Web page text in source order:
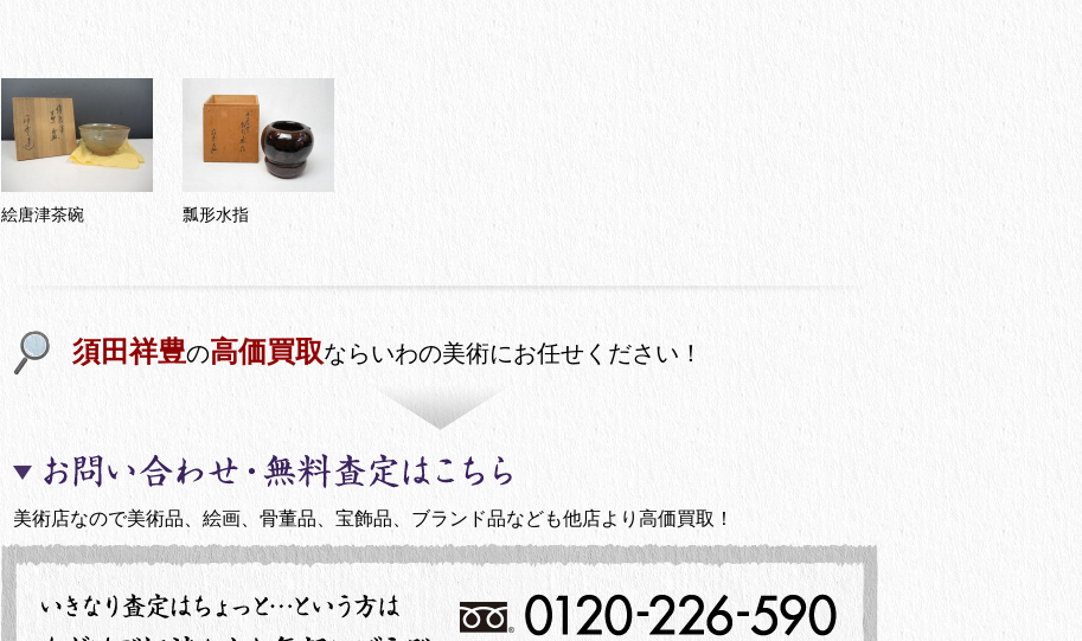
絵唐津茶碗 瓢形水指
須田祥豊の高価買取ならいわの美術にお任せください！
美術店なので美術品、絵画、骨董品、宝飾品、ブランド品なども他店より高価買取！